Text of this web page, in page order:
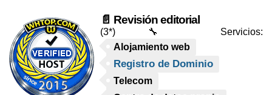
📄 Revisión editorial
(3*)
🔧 Servicios:
Alojamiento web
Registro de Dominio
Telecom